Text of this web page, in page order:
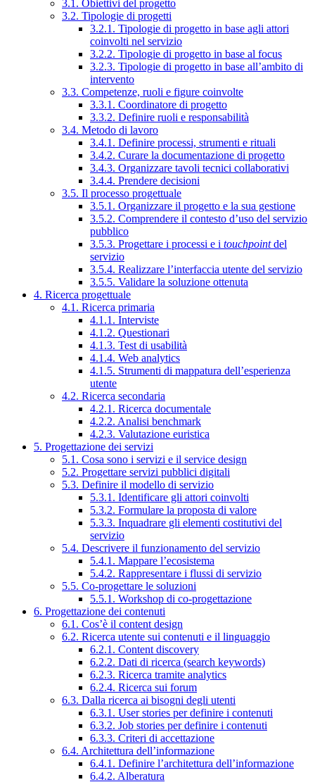
3.1. Obiettivi del progetto
3.2. Tipologie di progetti
3.2.1. Tipologie di progetto in base agli attori
coinvolti nel servizio
3.2.2. Tipologie di progetto in base al focus
3.2.3. Tipologie di progetto in base all’ambito di
intervento
3.3. Competenze, ruoli e figure coinvolte
3.3.1. Coordinatore di progetto
3.3.2. Definire ruoli e responsabilità
3.4. Metodo di lavoro
3.4.1. Definire processi, strumenti e rituali
3.4.2. Curare la documentazione di progetto
3.4.3. Organizzare tavoli tecnici collaborativi
3.4.4. Prendere decisioni
3.5. Il processo progettuale
3.5.1. Organizzare il progetto e la sua gestione
3.5.2. Comprendere il contesto d’uso del servizio
pubblico
3.5.3. Progettare i processi e i touchpointdel
servizio
3.5.4. Realizzare l’interfaccia utente del servizio
3.5.5. Validare la soluzione ottenuta
4. Ricerca progettuale
4.1. Ricerca primaria
4.1.1. Interviste
4.1.2. Questionari
4.1.3. Test di usabilità
4.1.4. Web analytics
4.1.5. Strumenti di mappatura dell’esperienza
utente
4.2. Ricerca secondaria
4.2.1. Ricerca documentale
4.2.2. Analisi benchmark
4.2.3. Valutazione euristica
5. Progettazione dei servizi
5.1. Cosa sono i servizi e il service design
5.2. Progettare servizi pubblici digitali
5.3. Definire il modello di servizio
5.3.1. Identificare gli attori coinvolti
5.3.2. Formulare la proposta di valore
5.3.3. Inquadrare gli elementi costitutivi del
servizio
5.4. Descrivere il funzionamento del servizio
5.4.1. Mappare l’ecosistema
5.4.2. Rappresentare i flussi di servizio
5.5. Co-progettare le soluzioni
5.5.1. Workshop di co-progettazione
6. Progettazione dei contenuti
6.1. Cos’è il content design
6.2. Ricerca utente sui contenuti e il linguaggio
6.2.1. Content discovery
6.2.2. Dati di ricerca (search keywords)
6.2.3. Ricerca tramite analytics
6.2.4. Ricerca sui forum
6.3. Dalla ricerca ai bisogni degli utenti
6.3.1. User stories per definire i contenuti
6.3.2. Job stories per definire i contenuti
6.3.3. Criteri di accettazione
6.4. Architettura dell’informazione
6.4.1. Definire l’architettura dell’informazione
6.4.2. Alberatura